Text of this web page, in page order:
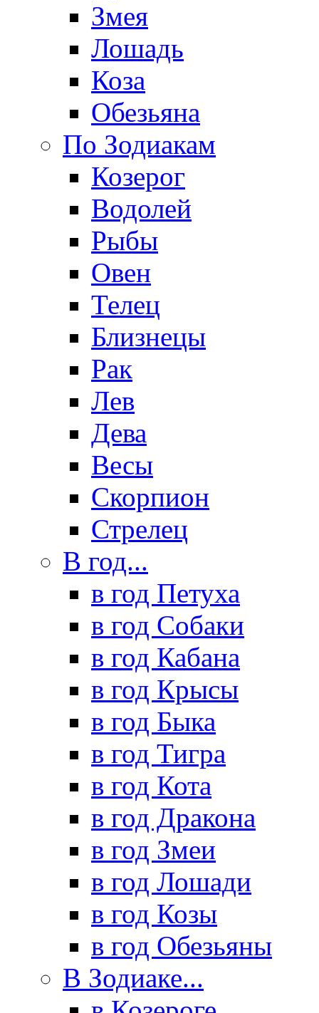
Змея
Лошадь
Коза
Обезьяна
По Зодиакам
Козерог
Водолей
Рыбы
Овен
Телец
Близнецы
Рак
Лев
Дева
Весы
Скорпион
Стрелец
В год...
в год Петуха
в год Собаки
в год Кабана
в год Крысы
в год Быка
в год Тигра
в год Кота
в год Дракона
в год Змеи
в год Лошади
в год Козы
в год Обезьяны
В Зодиаке...